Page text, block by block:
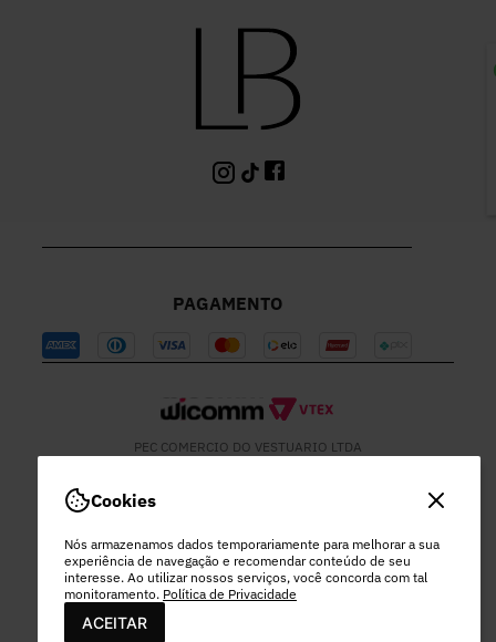
Cookies
Nós armazenamos dados temporariamente para melhorar a sua
experiência de navegação e recomendar conteúdo de seu
interesse. Ao utilizar nossos serviços, você concorda com tal
monitoramento. Política de Privacidade
ACEITAR
PAGAMENTO
PEC COMERCIO DO VESTUARIO LTDA
JOSE DE OLIVEIRA, 1137 - SETOR MOD 22 DO RODEIO - EXTREMA